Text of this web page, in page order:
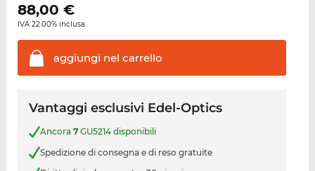
88,00 €
IVA 22.00% inclusa.
aggiungi nel carrello
Vantaggi esclusivi Edel-Optics
Ancora 7GU5214 disponibili
Spedizione di consegna e di reso gratuite